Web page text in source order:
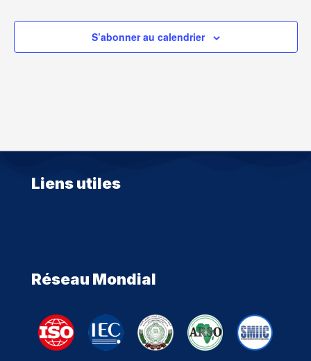
S’abonner au calendrier
Liens utiles
Réseau Mondial